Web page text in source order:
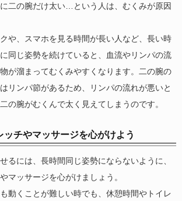
二の腕だけ太い…という人は、むくみが原因
や、スマホを見る時間が長い人など、長い時
同じ姿勢を続けていると、血流やリンパの流
が溜まってむくみやすくなります。二の腕の
リンパ節があるため、リンパの流れが悪いと
の腕がむくんで太く見えてしまうのです。
チやマッサージを心がけよう
るには、長時間同じ姿勢にならないように、
マッサージを心がけましょう。
動くことが難しい時でも、休憩時間やトイレ